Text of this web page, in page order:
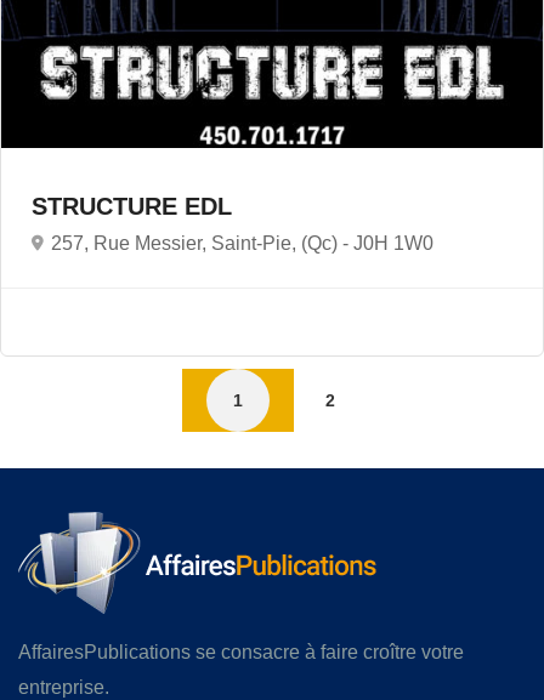
STRUCTURE EDL
257, Rue Messier, Saint-Pie, (Qc) - J0H 1W0
1 2
AffairesPublications se consacre à faire croître votre
entreprise.